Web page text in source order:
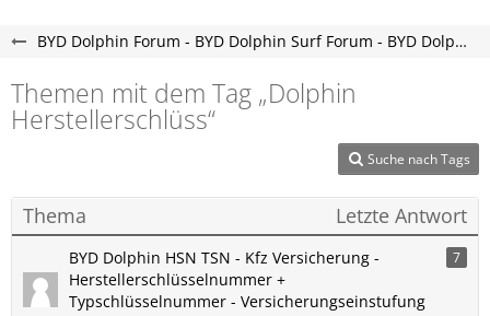
BYD Dolphin Forum - BYD Dolphin Surf Forum - BYD Dolphin G DM-i Forum
Themen mit dem Tag „Dolphin​​​​​
Herstellerschlüss“
Suche nach Tags
Thema Letzte Antwort
BYD Dolphin HSN TSN - Kfz Versicherung -
Herstellerschlüsselnummer +
Typschlüsselnummer - Versicherungseinstufung
7